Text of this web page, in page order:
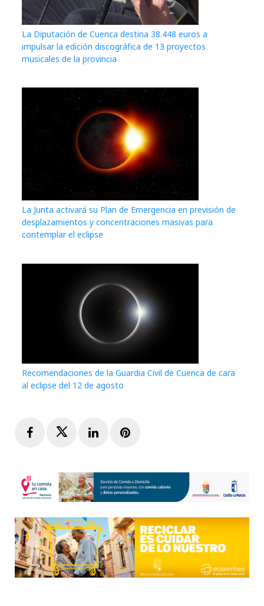
La Diputación de Cuenca destina 38.448 euros a
impulsar la edición discográfica de 13 proyectos
musicales de la provincia
La Junta activará su Plan de Emergencia en previsión de
desplazamientos y concentraciones masivas para
contemplar el eclipse
Recomendaciones de la Guardia Civil de Cuenca de cara
al eclipse del 12 de agosto
FacebookTwitterLinkedInPinterest